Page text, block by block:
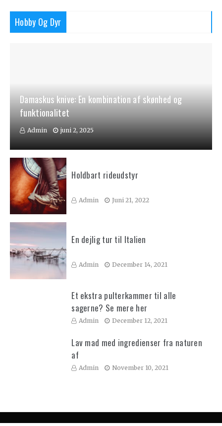
Hobby Og Dyr
Damaskus knive: En kombination af skønhed og
funktionalitet
Admin juni 2, 2025
Holdbart rideudstyr
Admin Juni 21, 2022
En dejlig tur til Italien
Admin December 14, 2021
Et ekstra pulterkammer til alle
sagerne? Se mere her
Admin December 12, 2021
Lav mad med ingredienser fra naturen
af
Admin November 10, 2021